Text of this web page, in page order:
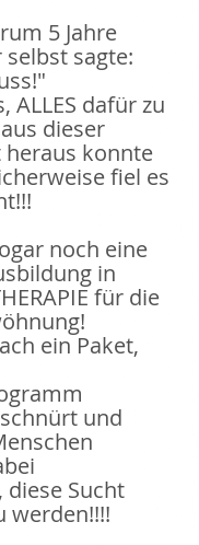
5 Jahre
sagte:
ALLES dafür zu
dieser
konnte
fiel es
noch eine
in
für die
ein Paket,
und
Sucht
werden!!!!